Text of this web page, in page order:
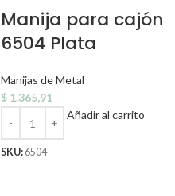
Manija para cajón
6504 Plata
Manijas de Metal
$ 1.365,91
Añadir al carrito
SKU: 6504